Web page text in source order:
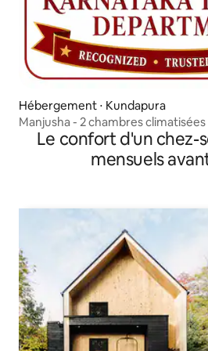
Hébergement ⋅ Kundapura
Manjusha - 2 chambres
Mookambika)
Le confort d'un chez-
mensuels